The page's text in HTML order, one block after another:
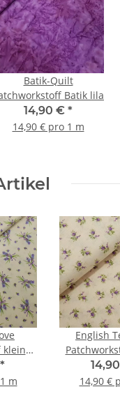
Batik-Quilt
Patchworkstoff Batik lila
14,90 € *
14,90 € pro 1 m
kleine
*
m
English
Blumen
14,90 €